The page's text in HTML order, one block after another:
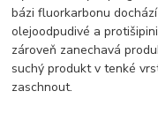
bázi fluorkarbonu
olejoodpudivé a
zároveň zanechavá
suchý produkt v tenké
zaschnout.